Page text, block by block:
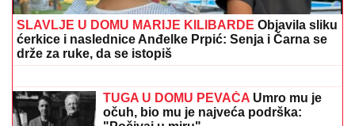
TUGA U DOMU PEVAČAUmro mu je
očuh, bio mu je najveća podrška:
"Počivaj u miru"